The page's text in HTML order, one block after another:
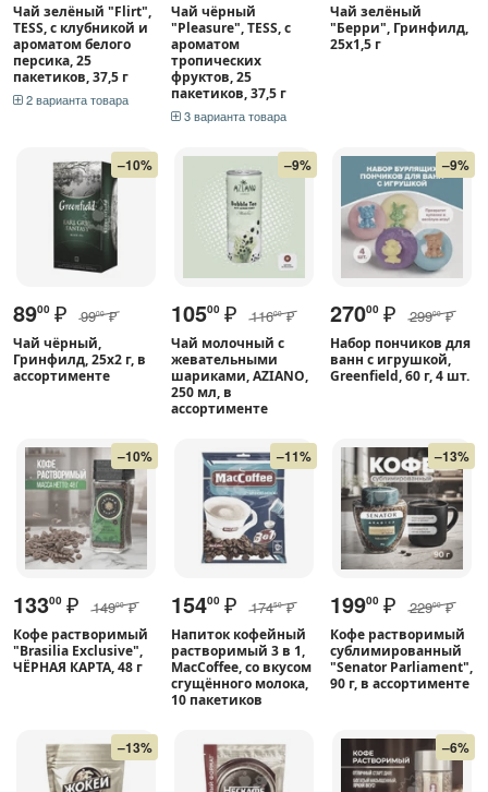
Чай зелёный "Flirt",
TESS, с клубникой и
ароматом белого
персика, 25
пакетиков, 37,5 г
2 варианта товара
Чай чёрный
"Pleasure", TESS, с
ароматом
тропических
фруктов, 25
пакетиков, 37,5 г
3 варианта товара
Чай зелёный
"Берри", Гринфилд,
25х1,5 г
–10%
8900 ₽ 9900 ₽
Чай чёрный,
Гринфилд, 25х2 г, в
ассортименте
–9%
10500 ₽ 11600 ₽
Чай молочный с
жевательными
шариками, AZIANO,
250 мл, в
ассортименте
–9%
27000 ₽ 29900 ₽
Набор пончиков для
ванн с игрушкой,
Greenfield, 60 г, 4 шт.
–10%
13300 ₽ 14900 ₽
Кофе растворимый
"Brasilia Exclusive",
ЧЁРНАЯ КАРТА, 48 г
–11%
15400 ₽ 17450 ₽
Напиток кофейный
растворимый 3 в 1,
MacCoffee, со вкусом
сгущённого молока,
10 пакетиков
–13%
19900 ₽ 22900 ₽
Кофе растворимый
сублимированный
"Senator Parliament",
90 г, в ассортименте
–13% –6%